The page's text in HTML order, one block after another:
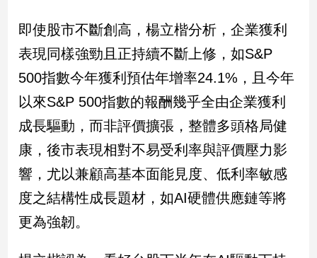
星
生
活
建
築/
內
設
計
旅
即使股市不斷創高，楊立楷分析，企業獲利
表現同樣強勁且正持續不斷上修，如S&P
500指數今年獲利預估年增率24.1%，且今年
以來S&P 500指數的報酬幾乎全由企業獲利
成長驅動，而非評價擴張，整體多頭格局健
康，後市表現相對不易受利率與評價壓力影
響，尤以兼顧高基本面能見度、低利率敏感
度之結構性成長題材，如AI硬體供應鏈等將
更為強韌。